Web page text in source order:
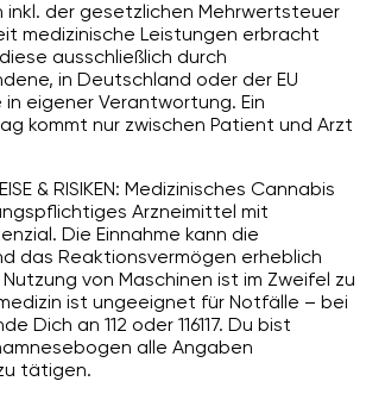
inkl. der gesetzlichen Mehrwertsteuer
medizinische Leistungen erbracht
ausschließlich durch
in Deutschland oder der EU
eigener Verantwortung. Ein
kommt nur zwischen Patient und Arzt
& RISIKEN: Medizinisches Cannabis
Arzneimittel mit
Die Einnahme kann die
das Reaktionsvermögen erheblich
von Maschinen ist im Zweifel zu
ist ungeeignet für Notfälle – bei
Dich an 112 oder 116117. Du bist
alle Angaben
tätigen.